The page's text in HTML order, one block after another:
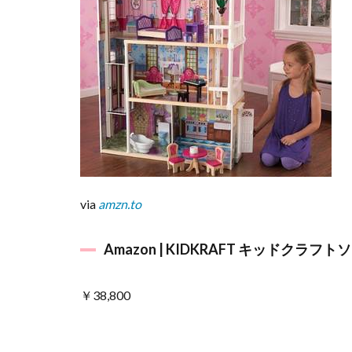
ズ」
の世
界
4.1
▼宇
宙ロ
ケッ
ト
も！
5
部
夢
via amzn.to
Amazon | KIDKRAFT キッドクラフト
￥38,800